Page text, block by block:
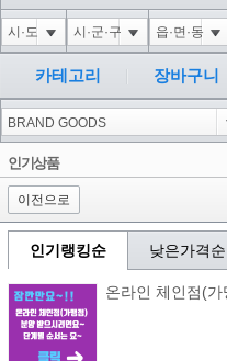
4 미끄럼방지
5 대성설렁탕
6
1
카테고리 장바구니
인기상품
이전으로
인기랭킹순 낮은가격순
온라인 체인점(